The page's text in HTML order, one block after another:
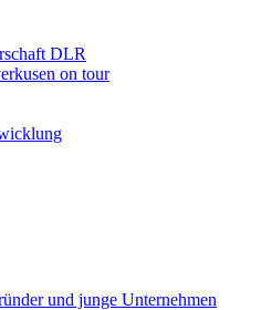
DLR
on tour
und junge Unternehmen